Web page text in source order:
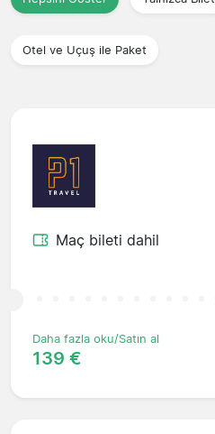
Otel ve Uçuş ile Paket
Maç bileti dahil
Daha fazla oku/Satın al
139 €